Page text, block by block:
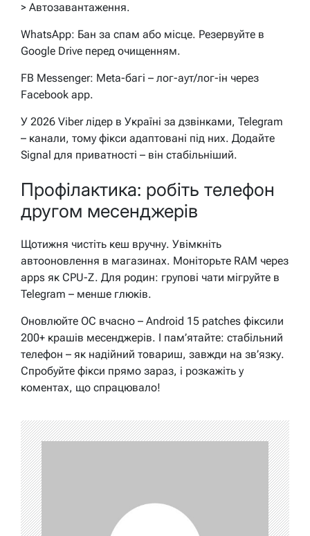
> Автозавантаження.
WhatsApp: Бан за спам або місце. Резервуйте в
Google Drive перед очищенням.
FB Messenger: Meta-багі – лог-аут/лог-ін через
Facebook app.
У 2026 Viber лідер в Україні за дзвінками, Telegram
– канали, тому фікси адаптовані під них. Додайте
Signal для приватності – він стабільніший.
Профілактика: робіть телефон
другом месенджерів
Щотижня чистіть кеш вручну. Увімкніть
автооновлення в магазинах. Моніторьте RAM через
apps як CPU-Z. Для родин: групові чати мігруйте в
Telegram – менше глюків.
Оновлюйте ОС вчасно – Android 15 patches фіксили
200+ крашів месенджерів. І пам’ятайте: стабільний
телефон – як надійний товариш, завжди на зв’язку.
Спробуйте фікси прямо зараз, і розкажіть у
коментах, що спрацювало!